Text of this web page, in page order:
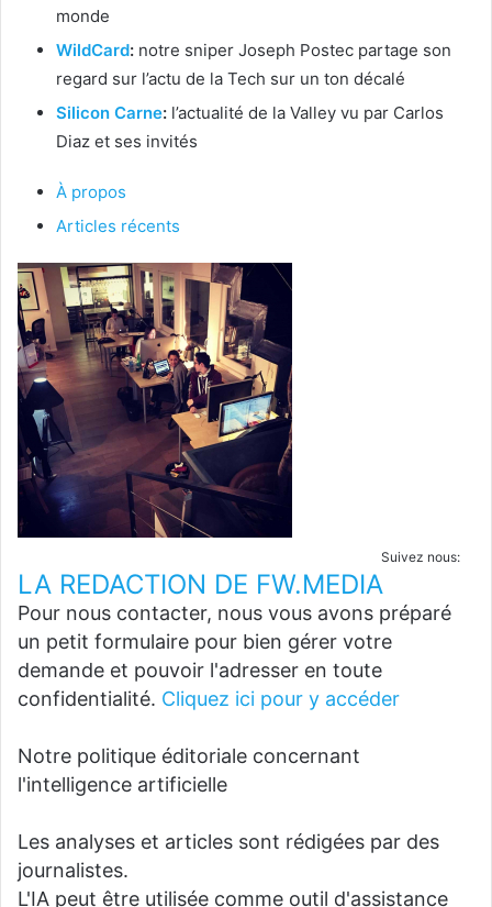
monde
WildCard: notre sniper Joseph Postec partage son
regard sur l’actu de la Tech sur un ton décalé
Silicon Carne: l’actualité de la Valley vu par Carlos
Diaz et ses invités
À propos
Articles récents
Suivez nous:
LA REDACTION DE FW.MEDIA
Pour nous contacter, nous vous avons préparé
un petit formulaire pour bien gérer votre
demande et pouvoir l'adresser en toute
confidentialité. Cliquez ici pour y accéder
Notre politique éditoriale concernant
l'intelligence artificielle
Les analyses et articles sont rédigées par des
journalistes.
L'IA peut être utilisée comme outil d'assistance